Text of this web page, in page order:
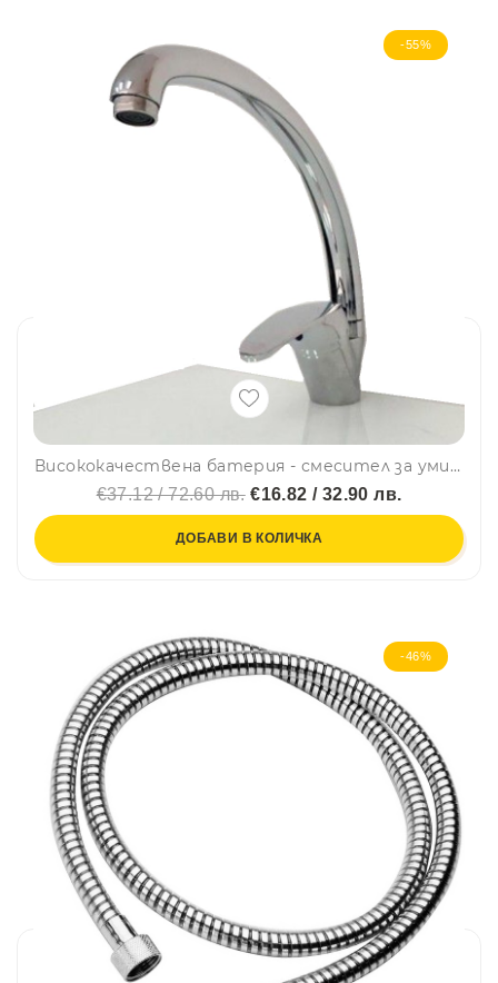
-55%
Висококачествена батерия - смесител за умивалник ITALOMIX L010D, самостояща
€37.12 / 72.60 лв.€16.82 / 32.90 лв.
ДОБАВИ В КОЛИЧКА
-46%